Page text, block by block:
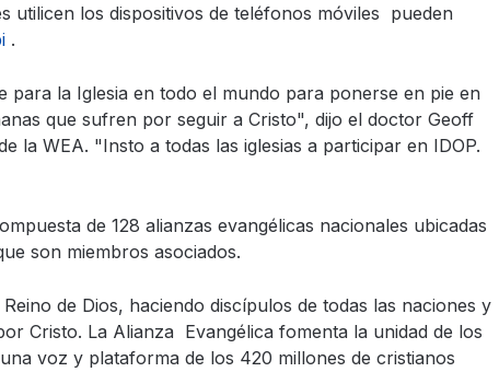
utilicen los dispositivos de teléfonos móviles pueden
.
para la Iglesia en todo el mundo para ponerse en pie en
que sufren por seguir a Cristo", dijo el doctor Geoff
la WEA. "Insto a todas las iglesias a participar en IDOP.
de 128 alianzas evangélicas nacionales ubicadas
son miembros asociados.
de Dios, haciendo discípulos de todas las naciones y
Cristo. La Alianza Evangélica fomenta la unidad de los
voz y plataforma de los 420 millones de cristianos